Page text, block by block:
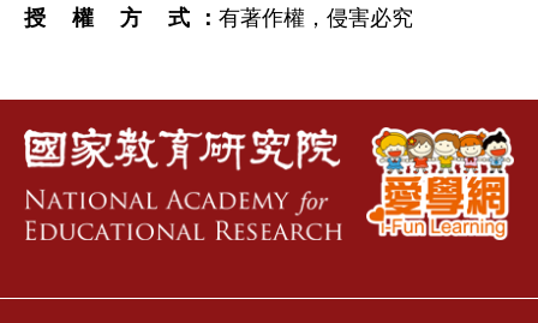
授權方式
有著作權，侵害必究